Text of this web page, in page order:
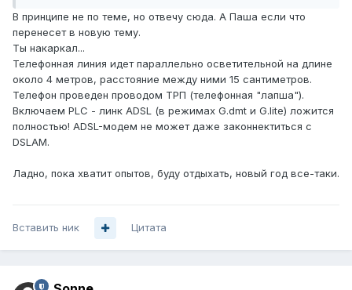
В принципе не по теме, но отвечу сюда. А Паша если что
перенесет в новую тему.
Ты накаркал...
Телефонная линия идет параллельно осветительной на длине
около 4 метров, расстояние между ними 15 сантиметров.
Телефон проведен проводом ТРП (телефонная "лапша").
Включаем PLC - линк ADSL (в режимах G.dmt и G.lite) ложится
полностью! ADSL-модем не может даже законнектиться с
DSLAM.
Ладно, пока хватит опытов, буду отдыхать, новый год все-таки.
Вставить ник Цитата